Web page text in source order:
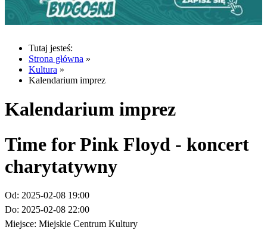
Tutaj jesteś:
Strona główna »
Kultura »
Kalendarium imprez
Kalendarium imprez
Time for Pink Floyd - koncert
charytatywny
Od: 2025-02-08 19:00
Do: 2025-02-08 22:00
Miejsce: Miejskie Centrum Kultury